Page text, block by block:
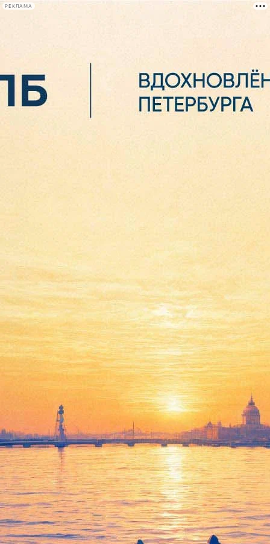
РЕКЛАМА
Сегодня:
Театр «Квартет И».
Разговоры мужчин среднего
возраста